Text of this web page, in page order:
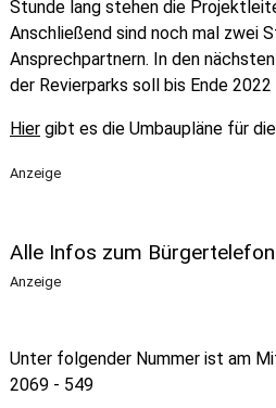
Stunde lang stehen die
Anschließend sind noch mal zwei
Ansprechpartnern. In den
der Revierparks soll bis Ende
Hier gibt es die Umbaupläne für
Anzeige
Alle Infos zum Bürgertelefon
Anzeige
Unter folgender Nummer ist am
2069 - 549